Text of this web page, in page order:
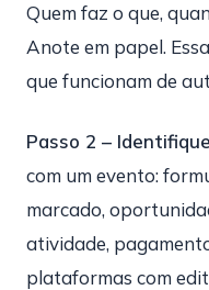
Quem faz o que,
Anote em papel.
que funcionam de
Passo 2 –
com um evento:
marcado,
atividade,
plataformas com